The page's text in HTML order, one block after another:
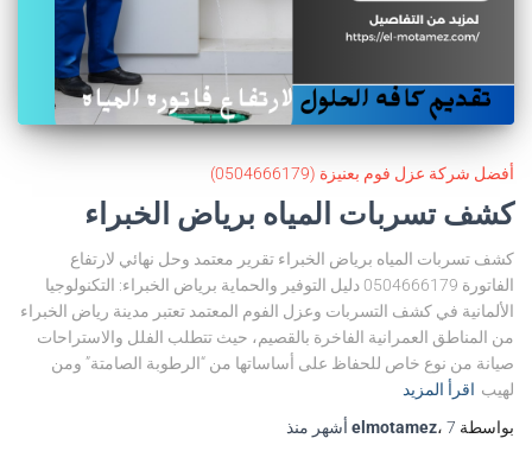
أفضل شركة عزل فوم بعنيزة (0504666179)
كشف تسربات المياه برياض الخبراء
كشف تسربات المياه برياض الخبراء تقرير معتمد وحل نهائي لارتفاع
الفاتورة 0504666179 دليل التوفير والحماية برياض الخبراء: التكنولوجيا
الألمانية في كشف التسربات وعزل الفوم المعتمد تعتبر مدينة رياض الخبراء
من المناطق العمرانية الفاخرة بالقصيم، حيث تتطلب الفلل والاستراحات
صيانة من نوع خاص للحفاظ على أساساتها من “الرطوبة الصامتة” ومن
لهيب اقرأ المزيد
بواسطة
elmotamez، 7 أشهر منذ